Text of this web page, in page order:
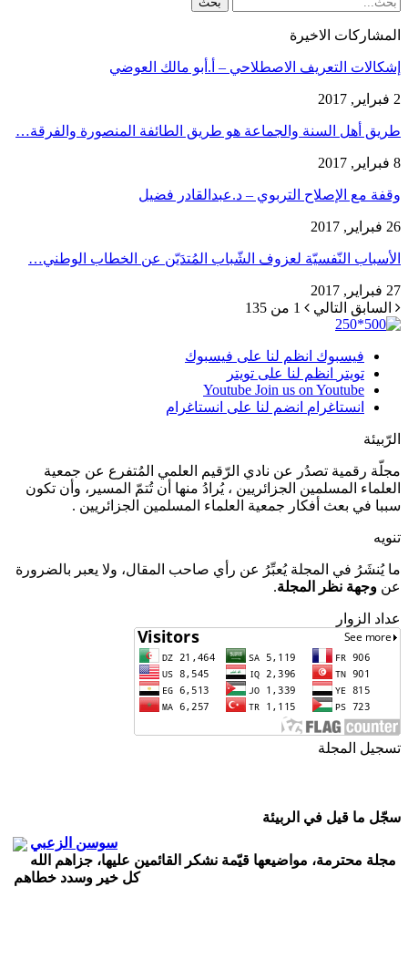
المشاركات الاخيرة
إشكالات التعريف الاصطلاحي – أ.أبو مالك العوضي
2 فبراير, 2017
طريق أهل السنة والجماعة هو طريق الطائفة المنصورة والفرقة…
8 فبراير, 2017
وقفة مع الإصلاح التربوي – د.عبدالقادر فضيل
26 فبراير, 2017
الأسباب النّفسيّة لعزوف الشّباب المُتدَيّن عن الخطاب الوطني…
27 فبراير, 2017
السابق التالي 1 من 135
فيسبوك انظم لنا على فيسبوك
تويتر
انظم لنا على تويتر
Youtube Join us on Youtube
انستاغرام انضم لنا على انستاغرام
الرّبيئة
مجلّة رقمية تصدُر عن نادي الرّقيم العلمي المُتفرع عن جمعية
العلماء المسلمين الجزائريين ، يُرادُ منها أن تُتمّ المسير، وأن تكون
سببا في بعث أفكار جمعية العلماء المسلمين الجزائريين .
تنويه
ما يُنشَرُ في المجلة يُعبِّرُ عن رأي صاحب المقال، ولا يعبر بالضرورة
عن وجهة نظر المجلة.
عداد الزوار
تسجيل المجلة
سجّل ما قيل في الربيئة
سوسن الزعبي
مجلة محترمة، مواضيعها قيّمة نشكر القائمين عليها، جزاهم الله
كل خير وسدد خطاهم